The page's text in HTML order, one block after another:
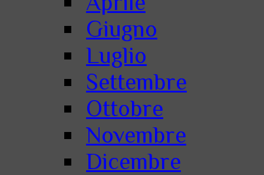
Giugno
Luglio
Settembre
Ottobre
Novembre
Dicembre